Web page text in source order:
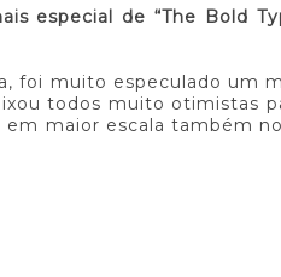
especial de “The Bold
foi muito especulado um
todos muito otimistas
maior escala também